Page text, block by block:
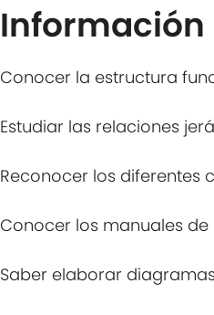
Información
Conocer la estructura
Estudiar las relaciones
Reconocer los diferentes
Conocer los manuales
Saber elaborar